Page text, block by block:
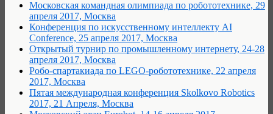
Московская командная олимпиада по робототехнике, 29
апреля 2017, Москва
Конференция по искусственному интеллекту AI
Conference, 25 апреля 2017, Москва
Открытый турнир по промышленному интернету, 24-28
апреля 2017, Москва
Робо-спартакиада по LEGO-робототехнике, 22 апреля
2017, Москва
Пятая международная конференция Skolkovo Robotics
2017, 21 Апреля, Москва